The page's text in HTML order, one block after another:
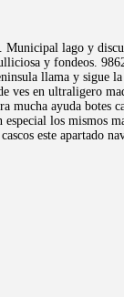
lago y
y fondeos.
llama y sigue
ves en ultraligero
mucha ayuda botes
los mismos
este apartado